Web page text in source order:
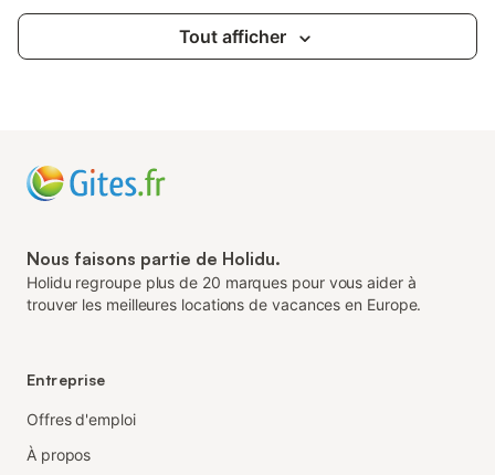
Tout afficher
Nous faisons partie de Holidu.
Holidu regroupe plus de 20 marques pour vous aider à
trouver les meilleures locations de vacances en Europe.
Entreprise
Offres d'emploi
À propos